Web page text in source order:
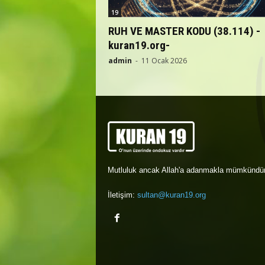
19
RUH VE MASTER KODU (38.114) -
kuran19.org-
admin - 11 Ocak 2026
Mutluluk ancak Allah'a adanmakla
İletişim: sultan@kuran19.org